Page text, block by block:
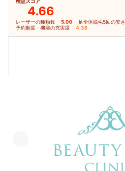
4.66
レーザーの種類数 5.00 足全体脱毛5回の安さ
予約制度・機能の充実度 4.38